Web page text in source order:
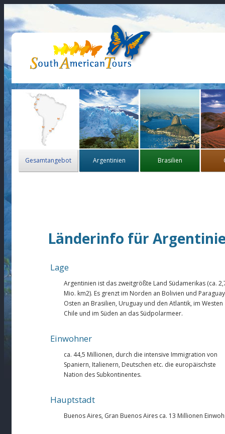
Gesamtangebot Argentinien Brasilien
Länderinfo für
Lage
Argentinien ist das zweitgrößte Land Südamerikas (ca.
Mio. km2). Es grenzt im Norden an Bolivien und
Osten an Brasilien, Uruguay und den Atlantik, im Westen
Chile und im Süden an das Südpolarmeer.
Einwohner
ca. 44,5 Millionen, durch die intensive Immigration von
Spaniern, Italienern, Deutschen etc. die europäischste
Nation des Subkontinentes.
Hauptstadt
Buenos Aires, Gran Buenos Aires ca. 13 Millionen